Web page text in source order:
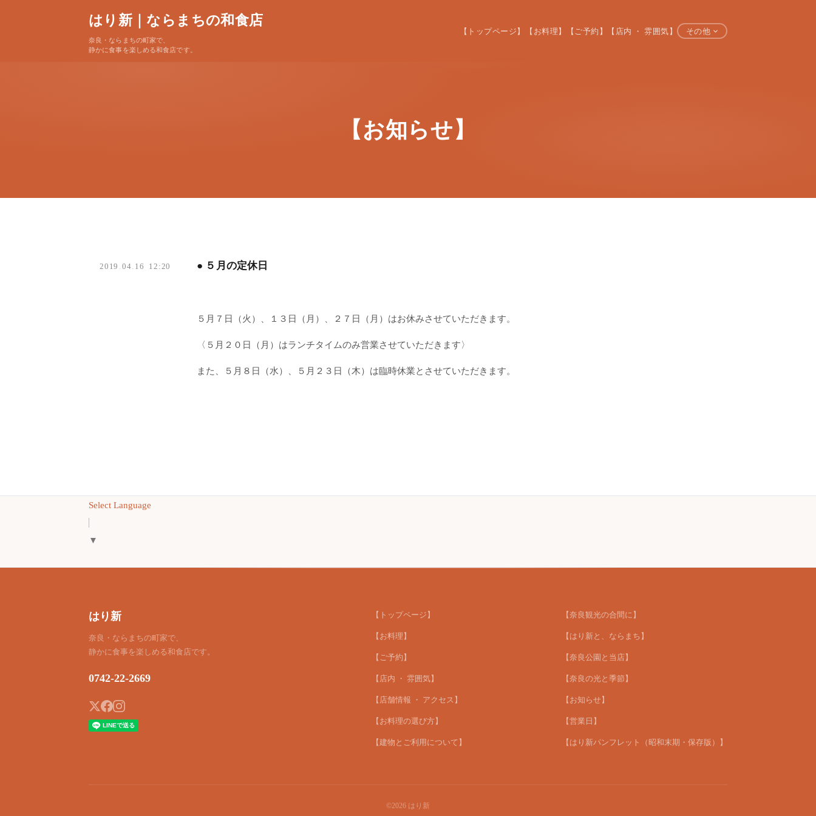
はり新｜ならまちの和食店
奈良・ならまちの町家で、
静かに食事を楽しめる和食店です。
【トップページ】 【お料理】 【ご予約】 【店内 ・ 雰囲気】 その他
【お知らせ】
2019 . 04. 16 12:20 ● ５月の定休日
５月７日（火）、１３日（月）、２７日（月）はお休みさせていただきます。
〈５月２０日（月）はランチタイムのみ営業させていただきます〉
また、５月８日（水）、５月２３日（木）は臨時休業とさせていただきます。
Select Language
▼
はり新
奈良・ならまちの町家で、
静かに食事を楽しめる和食店です。
0742-22-2669
【トップページ】
【お料理】
【ご予約】
【店内 ・ 雰囲気】
【店舗情報 ・ アクセス】
【お料理の選び方】
【建物とご利用について】
【奈良観光の合間に】
【はり新と、ならまち】
【奈良公園と当店】
【奈良の光と季節】
【お知らせ】
【営業日】
【はり新パンフレット（昭和末期・保存版）】
©2026 はり新